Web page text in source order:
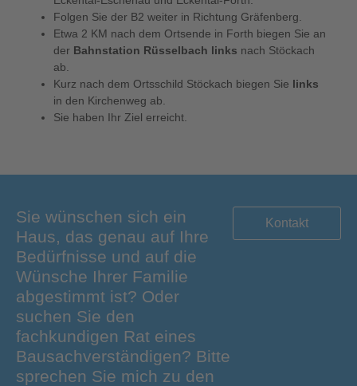
Folgen Sie der B2 weiter in Richtung Gräfenberg.
Etwa 2 KM nach dem Ortsende in Forth biegen Sie an
der Bahnstation Rüsselbach links nach Stöckach
ab.
Kurz nach dem Ortsschild Stöckach biegen Sie links
in den Kirchenweg ab.
Sie haben Ihr Ziel erreicht.
Sie wünschen sich ein
Haus, das genau auf Ihre
Bedürfnisse und auf die
Wünsche Ihrer Familie
abgestimmt ist? Oder
suchen Sie den
fachkundigen Rat eines
Bausachverständigen? Bitte
sprechen Sie mich zu den
Kontakt